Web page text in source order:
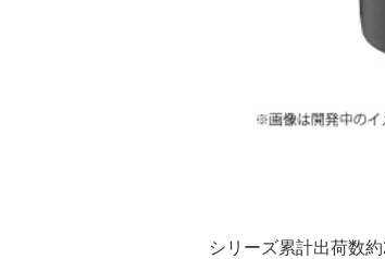
シリーズ累計出荷数